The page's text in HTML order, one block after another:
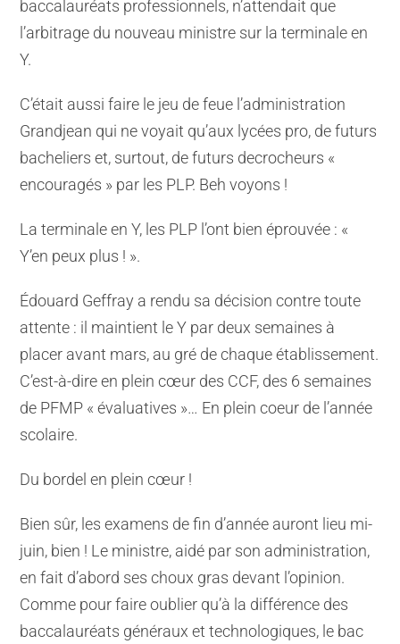
baccalauréats professionnels, n’attendait que
l’arbitrage du nouveau ministre sur la terminale en
Y.
C’était aussi faire le jeu de feue l’administration
Grandjean qui ne voyait qu’aux lycées pro, de futurs
bacheliers et, surtout, de futurs decrocheurs «
encouragés » par les PLP. Beh voyons !
La terminale en Y, les PLP l’ont bien éprouvée : «
Y’en peux plus ! ».
Édouard Geffray a rendu sa décision contre toute
attente : il maintient le Y par deux semaines à
placer avant mars, au gré de chaque établissement.
C’est-à-dire en plein cœur des CCF, des 6 semaines
de PFMP « évaluatives »… En plein coeur de l’année
scolaire.
Du bordel en plein cœur !
Bien sûr, les examens de fin d’année auront lieu mi-
juin, bien ! Le ministre, aidé par son administration,
en fait d’abord ses choux gras devant l’opinion.
Comme pour faire oublier qu’à la différence des
baccalauréats généraux et technologiques, le bac